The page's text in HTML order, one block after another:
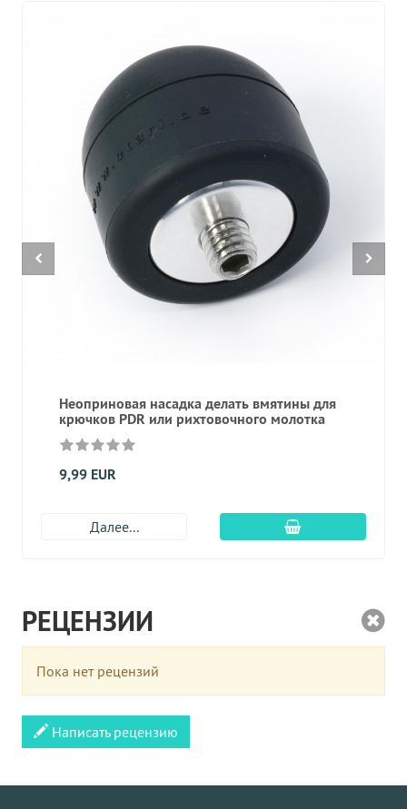
Неоприновая насадка делать вмятины для
крючков PDR или рихтовочного молотка
9,99 EUR
Далее... Добавить в
РЕЦЕНЗИИ
Пока нет рецензий
Написать рецензию